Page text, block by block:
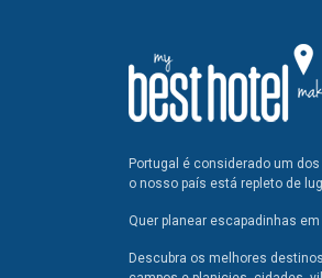
Portugal é considerado um
o nosso país está repleto de
Quer planear escapadinhas
Descubra os melhores